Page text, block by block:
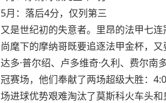
5月：落后4分，仅列第三
又是世纪初的失意者。里昂的法甲七
尚麾下的摩纳哥既要追逐法甲金杯，
达多·普尔绍、卢多维奇·久利、费尔
冠赛场，他们奉献了两场超级大胜：
场进球优势艰难淘汰了莫斯科火车头